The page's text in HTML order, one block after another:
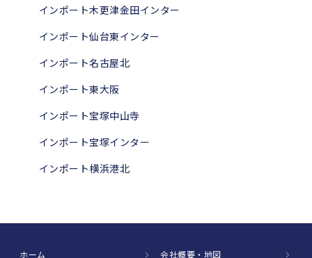
インポート木更津金田インター
インポート仙台東インター
インポート名古屋北
インポート東大阪
インポート宝塚中山寺
インポート宝塚インター
インポート横浜港北
ホーム 会社概要・地図